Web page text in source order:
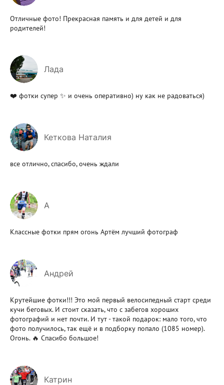
Отличные фото! Прекрасная память и для детей и для
родителей!
Лада
❤️ фотки супер ✨ и очень оперативно) ну как не радоваться)
Кеткова Наталия
все отлично, спасибо, очень ждали
А
Классные фотки прям огонь Артём лучший фотограф
Андрей
Крутейшие фотки!!! Это мой первый велосипедный старт среди
кучи беговых. И стоит сказать, что с забегов хороших
фотографий и нет почти. И тут - такой подарок: мало того, что
фото получилось, так ещё и в подборку попало (1085 номер).
Огонь. 🔥 Спасибо большое!
Катрин